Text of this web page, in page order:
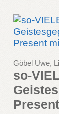
Göbel Uwe,
so-